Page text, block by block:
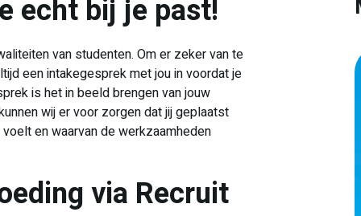
echt bij je past!
van studenten. Om er zeker van te
een intakegesprek met jou in voordat je
is het in beeld brengen van jouw
wij er voor zorgen dat jij geplaatst
en waarvan de werkzaamheden
via Recruit